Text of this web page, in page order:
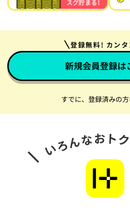
登録無料! カンタ
新規会員登録は
すでに、登録済みの